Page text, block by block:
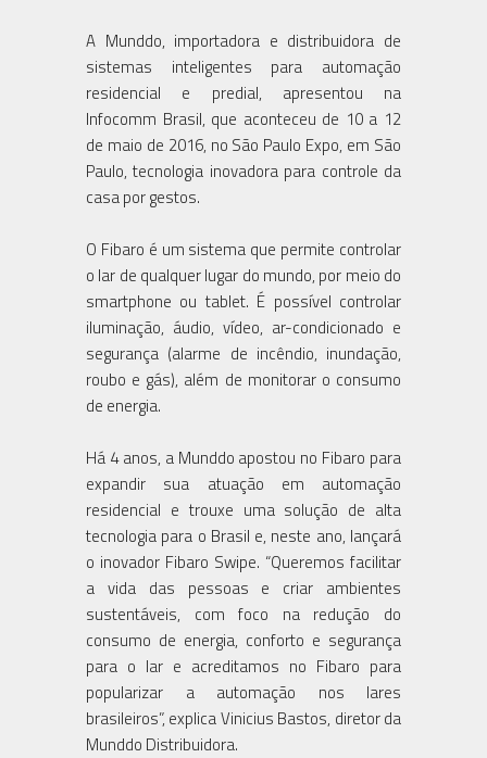
A Munddo, importadora e distribuidora de
sistemas inteligentes para automação
residencial e predial, apresentou na
Infocomm Brasil, que aconteceu de 10 a 12
de maio de 2016, no São Paulo Expo, em São
Paulo, tecnologia inovadora para controle da
casa por gestos.
O Fibaro é um sistema que permite controlar
o lar de qualquer lugar do mundo, por meio do
smartphone ou tablet. É possível controlar
iluminação, áudio, vídeo, ar-condicionado e
segurança (alarme de incêndio, inundação,
roubo e gás), além de monitorar o consumo
de energia.
Há 4 anos, a Munddo apostou no Fibaro para
expandir sua atuação em automação
residencial e trouxe uma solução de alta
tecnologia para o Brasil e, neste ano, lançará
o inovador Fibaro Swipe. “Queremos facilitar
a vida das pessoas e criar ambientes
sustentáveis, com foco na redução do
consumo de energia, conforto e segurança
para o lar e acreditamos no Fibaro para
popularizar a automação nos lares
brasileiros”, explica Vinicius Bastos, diretor da
Munddo Distribuidora.